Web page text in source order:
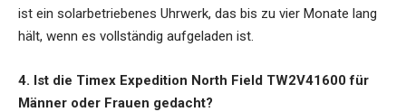
ist ein solarbetriebenes Uhrwerk, das bis zu vier Monate lang
hält, wenn es vollständig aufgeladen ist.
4. Ist die Timex Expedition North Field TW2V41600 für
Männer oder Frauen gedacht?